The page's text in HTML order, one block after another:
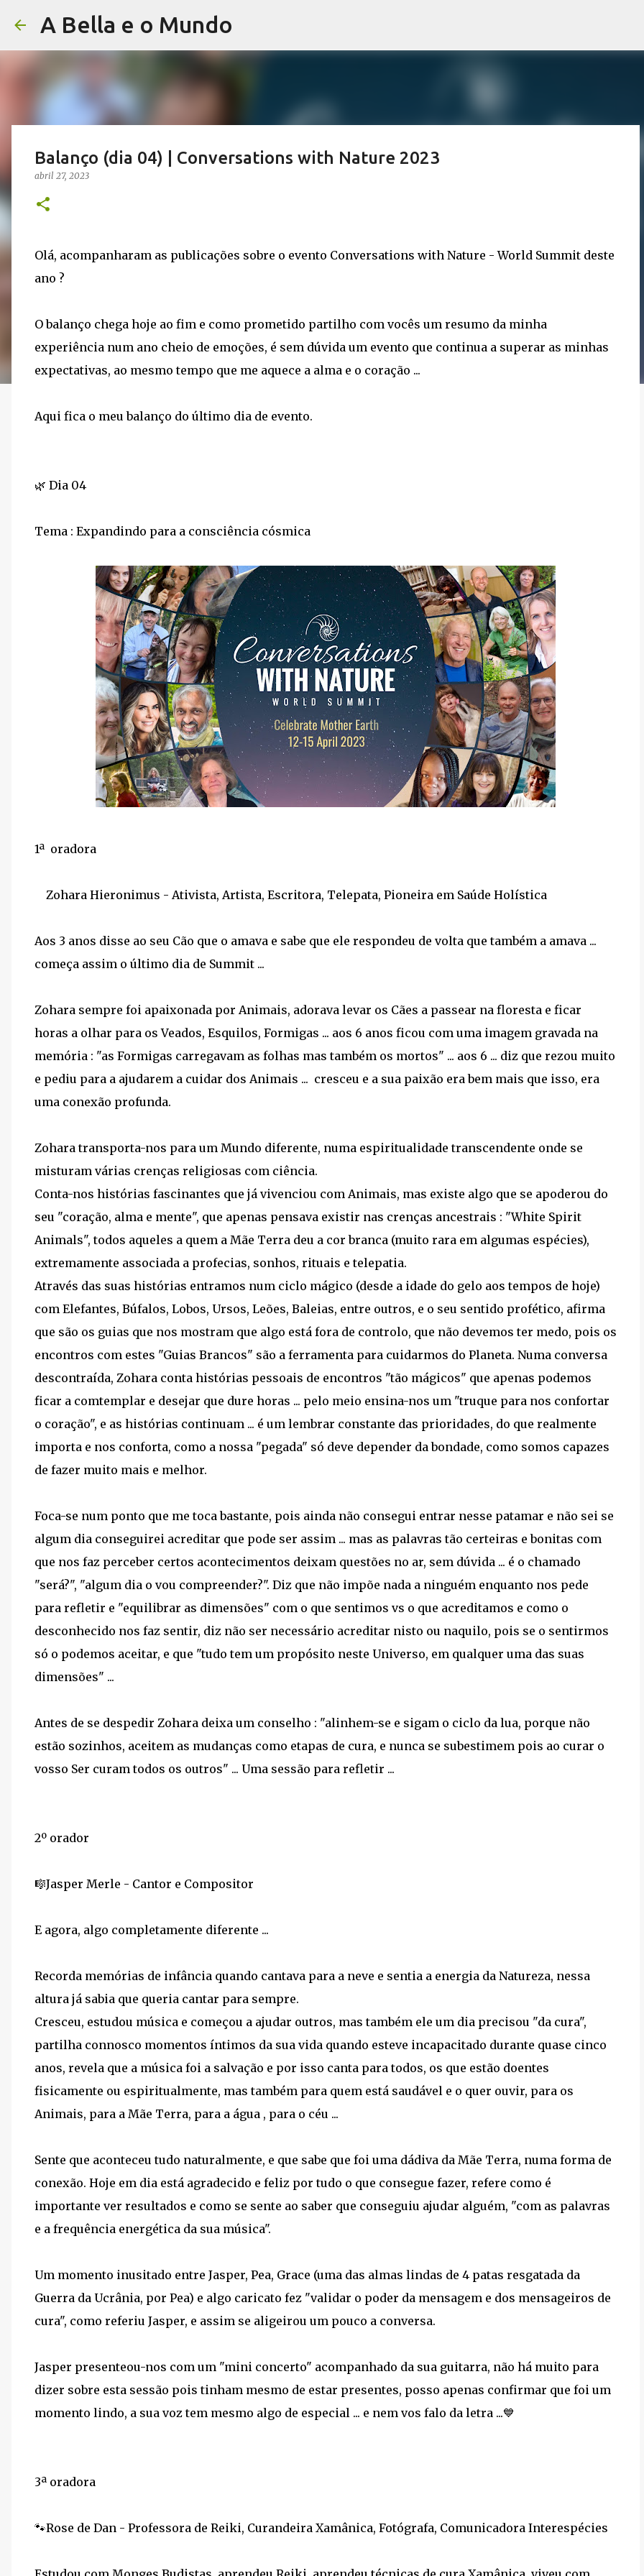
A Bella e o Mundo
Balanço (dia 04) | Conversations with Nature 2023
abril 27, 2023
Olá, acompanharam as publicações sobre o evento Conversations with Nature - World Summit deste
ano ?
O balanço chega hoje ao fim e como prometido partilho com vocês um resumo da minha
experiência num ano cheio de emoções, é sem dúvida um evento que continua a superar as minhas
expectativas, ao mesmo tempo que me aquece a alma e o coração ...
Aqui fica o meu balanço do último dia de evento.
🌿 Dia 04
Tema : Expandindo para a consciência cósmica
1ª oradora
Zohara Hieronimus - Ativista, Artista, Escritora, Telepata, Pioneira em Saúde Holística
Aos 3 anos disse ao seu Cão que o amava e sabe que ele respondeu de volta que também a amava ...
começa assim o último dia de Summit ...
Zohara sempre foi apaixonada por Animais, adorava levar os Cães a passear na floresta e ficar
horas a olhar para os Veados, Esquilos, Formigas ... aos 6 anos ficou com uma imagem gravada na
memória : "as Formigas carregavam as folhas mas também os mortos" ... aos 6 ... diz que rezou muito
e pediu para a ajudarem a cuidar dos Animais ... cresceu e a sua paixão era bem mais que isso, era
uma conexão profunda.
Zohara transporta-nos para um Mundo diferente, numa espiritualidade transcendente onde se
misturam várias crenças religiosas com ciência.
Conta-nos histórias fascinantes que já vivenciou com Animais, mas existe algo que se apoderou do
seu "coração, alma e mente", que apenas pensava existir nas crenças ancestrais : "White Spirit
Animals", todos aqueles a quem a Mãe Terra deu a cor branca (muito rara em algumas espécies),
extremamente associada a profecias, sonhos, rituais e telepatia.
Através das suas histórias entramos num ciclo mágico (desde a idade do gelo aos tempos de hoje)
com Elefantes, Búfalos, Lobos, Ursos, Leões, Baleias, entre outros, e o seu sentido profético, afirma
que são os guias que nos mostram que algo está fora de controlo, que não devemos ter medo, pois os
encontros com estes "Guias Brancos" são a ferramenta para cuidarmos do Planeta. Numa conversa
descontraída, Zohara conta histórias pessoais de encontros "tão mágicos" que apenas podemos
ficar a comtemplar e desejar que dure horas ... pelo meio ensina-nos um "truque para nos confortar
o coração", e as histórias continuam ... é um lembrar constante das prioridades, do que realmente
importa e nos conforta, como a nossa "pegada" só deve depender da bondade, como somos capazes
de fazer muito mais e melhor.
Foca-se num ponto que me toca bastante, pois ainda não consegui entrar nesse patamar e não sei se
algum dia conseguirei acreditar que pode ser assim ... mas as palavras tão certeiras e bonitas com
que nos faz perceber certos acontecimentos deixam questões no ar, sem dúvida ... é o chamado
"será?", "algum dia o vou compreender?". Diz que não impõe nada a ninguém enquanto nos pede
para refletir e "equilibrar as dimensões" com o que sentimos vs o que acreditamos e como o
desconhecido nos faz sentir, diz não ser necessário acreditar nisto ou naquilo, pois se o sentirmos
só o podemos aceitar, e que "tudo tem um propósito neste Universo, em qualquer uma das suas
dimensões" ...
Antes de se despedir Zohara deixa um conselho : "alinhem-se e sigam o ciclo da lua, porque não
estão sozinhos, aceitem as mudanças como etapas de cura, e nunca se subestimem pois ao curar o
vosso Ser curam todos os outros" ... Uma sessão para refletir ...
2º orador
🎼Jasper Merle - Cantor e Compositor
E agora, algo completamente diferente ...
Recorda memórias de infância quando cantava para a neve e sentia a energia da Natureza, nessa
altura já sabia que queria cantar para sempre.
Cresceu, estudou música e começou a ajudar outros, mas também ele um dia precisou "da cura",
partilha connosco momentos íntimos da sua vida quando esteve incapacitado durante quase cinco
anos, revela que a música foi a salvação e por isso canta para todos, os que estão doentes
fisicamente ou espiritualmente, mas também para quem está saudável e o quer ouvir, para os
Animais, para a Mãe Terra, para a água , para o céu ...
Sente que aconteceu tudo naturalmente, e que sabe que foi uma dádiva da Mãe Terra, numa forma de
conexão. Hoje em dia está agradecido e feliz por tudo o que consegue fazer, refere como é
importante ver resultados e como se sente ao saber que conseguiu ajudar alguém, "com as palavras
e a frequência energética da sua música".
Um momento inusitado entre Jasper, Pea, Grace (uma das almas lindas de 4 patas resgatada da
Guerra da Ucrânia, por Pea) e algo caricato fez "validar o poder da mensagem e dos mensageiros de
cura", como referiu Jasper, e assim se aligeirou um pouco a conversa.
Jasper presenteou-nos com um "mini concerto" acompanhado da sua guitarra, não há muito para
dizer sobre esta sessão pois tinham mesmo de estar presentes, posso apenas confirmar que foi um
momento lindo, a sua voz tem mesmo algo de especial ... e nem vos falo da letra ...💙
3ª oradora
🐾Rose de Dan - Professora de Reiki, Curandeira Xamânica, Fotógrafa, Comunicadora Interespécies